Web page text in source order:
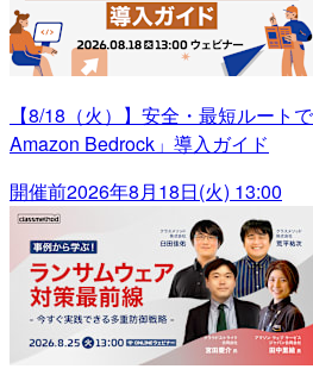
【8/18（火）】安全・最短ルート
Amazon Bedrock」導入ガイド
開催前2026年8月18日(火) 13:00